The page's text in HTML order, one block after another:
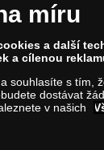
00 Praha 8; Tel.:
C, vložka 146644
míru
a další
a cílenou
a souhlasíte s tím,
dostávat
v našich